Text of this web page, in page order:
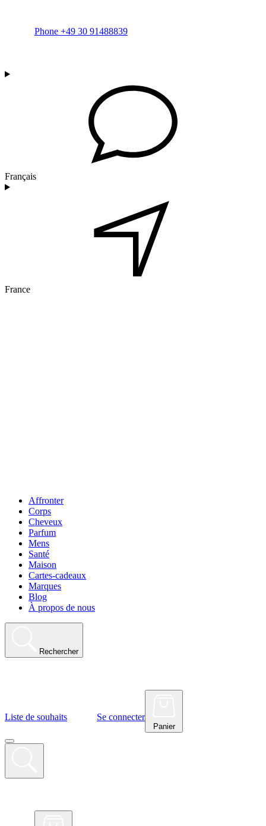
Phone +49 30 91488839
Français
France
Affronter
Corps
Cheveux
Parfum
Mens
Santé
Maison
Cartes-cadeaux
Marques
Blog
À propos de nous
Rechercher
Liste de souhaits Se connecter
Panier